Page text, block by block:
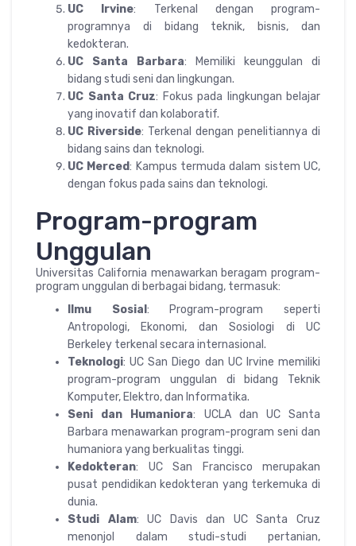
UC Irvine: Terkenal dengan program-
programnya di bidang teknik, bisnis, dan
kedokteran.
UC Santa Barbara: Memiliki keunggulan di
bidang studi seni dan lingkungan.
UC Santa Cruz: Fokus pada lingkungan belajar
yang inovatif dan kolaboratif.
UC Riverside: Terkenal dengan penelitiannya di
bidang sains dan teknologi.
UC Merced: Kampus termuda dalam sistem UC,
dengan fokus pada sains dan teknologi.
Program-program
Unggulan
Universitas California menawarkan beragam program-
program unggulan di berbagai bidang, termasuk:
Ilmu Sosial : Program-program seperti
Antropologi, Ekonomi, dan Sosiologi di UC
Berkeley terkenal secara internasional.
Teknologi: UC San Diego dan UC Irvine memiliki
program-program unggulan di bidang Teknik
Komputer, Elektro, dan Informatika.
Seni dan Humaniora: UCLA dan UC Santa
Barbara menawarkan program-program seni dan
humaniora yang berkualitas tinggi.
Kedokteran: UC San Francisco merupakan
pusat pendidikan kedokteran yang terkemuka di
dunia.
Studi Alam: UC Davis dan UC Santa Cruz
menonjol dalam studi-studi pertanian,